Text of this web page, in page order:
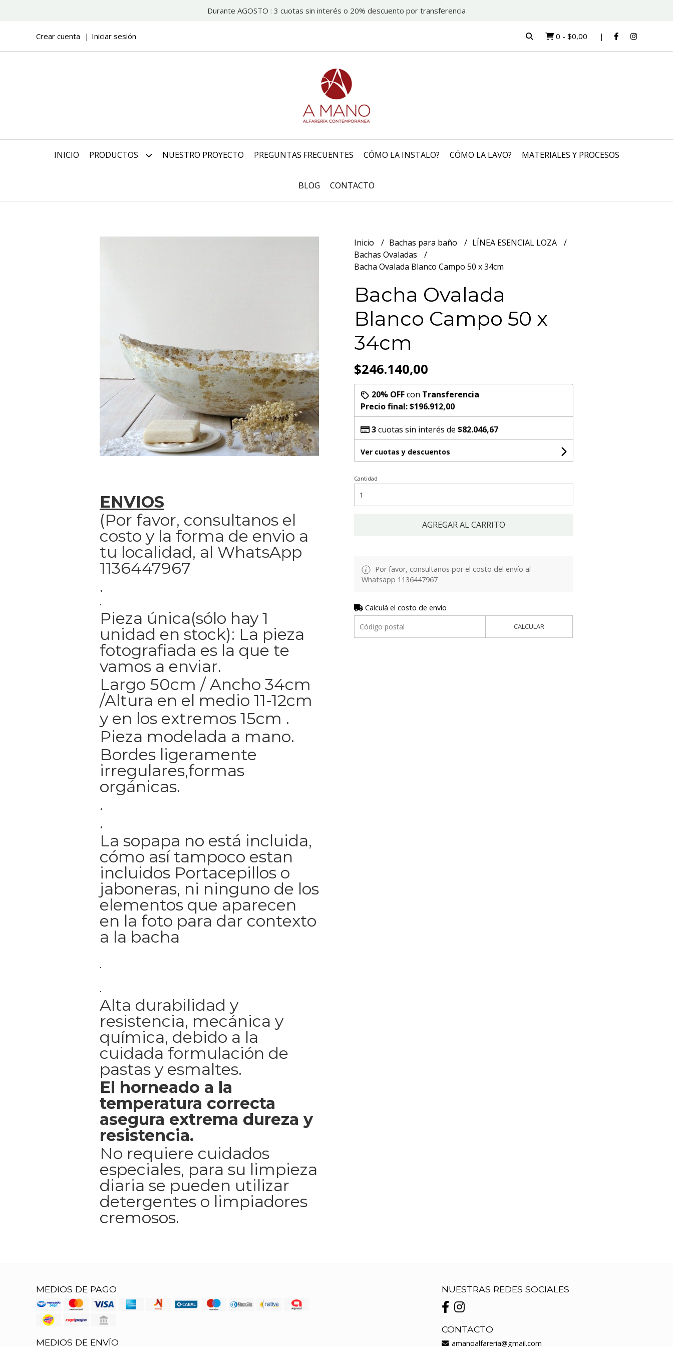
Durante AGOSTO : 3 cuotas sin interés o 20% descuento por transferencia
Crear cuenta Iniciar sesión 0 - $0,00
INICIO PRODUCTOS NUESTRO PROYECTO PREGUNTAS FRECUENTES CÓMO LA INSTALO? CÓMO LA LAVO? MATERIALES Y PROCESOS
BLOG CONTACTO
ENVIOS
(Por favor, consultanos el
costo y la forma de envio a
tu localidad, al WhatsApp
1136447967
.
.
Pieza única(sólo hay 1
unidad en stock): La pieza
fotografiada es la que te
vamos a enviar.
Largo 50cm / Ancho 34cm
/Altura en el medio 11-12cm
y en los extremos 15cm .
Pieza modelada a mano.
Bordes ligeramente
irregulares,formas
orgánicas.
.
.
La sopapa no está incluida,
cómo así tampoco estan
incluidos Portacepillos o
jaboneras, ni ninguno de los
elementos que aparecen
en la foto para dar contexto
a la bacha
.
.
Alta durabilidad y
resistencia, mecánica y
química, debido a la
cuidada formulación de
pastas y esmaltes.
El horneado a la
temperatura correcta
asegura extrema dureza y
resistencia.
No requiere cuidados
especiales, para su limpieza
diaria se pueden utilizar
detergentes o limpiadores
cremosos.
Inicio Bachas para baño
LÍNEA ESENCIAL LOZA
Bachas Ovaladas
Bacha Ovalada Blanco Campo 50 x 34cm
Bacha Ovalada
Blanco Campo 50 x
34cm
$246.140,00
20% OFFcon Transferencia
Precio final:$196.912,00
3cuotas sin interés de $82.046,67
Ver cuotas y descuentos
Cantidad
AGREGAR AL CARRITO
Por favor, consultanos por el costo del envío al
Whatsapp 1136447967
Calculá el costo de envío
CALCULAR
MEDIOS DE PAGO
MEDIOS DE ENVÍO
NUESTRAS REDES SOCIALES
CONTACTO
amanoalfareria@gmail.com